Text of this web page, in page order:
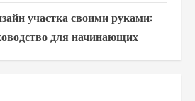
участка своими руками:
для начинающих